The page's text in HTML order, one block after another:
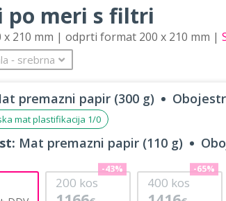
po meri s filtri
210 mm | odprti format 200 x 210 mm |
‐ srebrna
premazni papir (300 g)
mat plastifikacija 1/0
Mat premazni papir (110 g)
200 kos
-43%
400 kos
-65%